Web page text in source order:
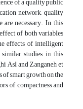
network, quality
are necessary. In this
of both variables
effects of intelligent
studies in this
Asl and Zanganeh et
of smart growth on the
of compactness and